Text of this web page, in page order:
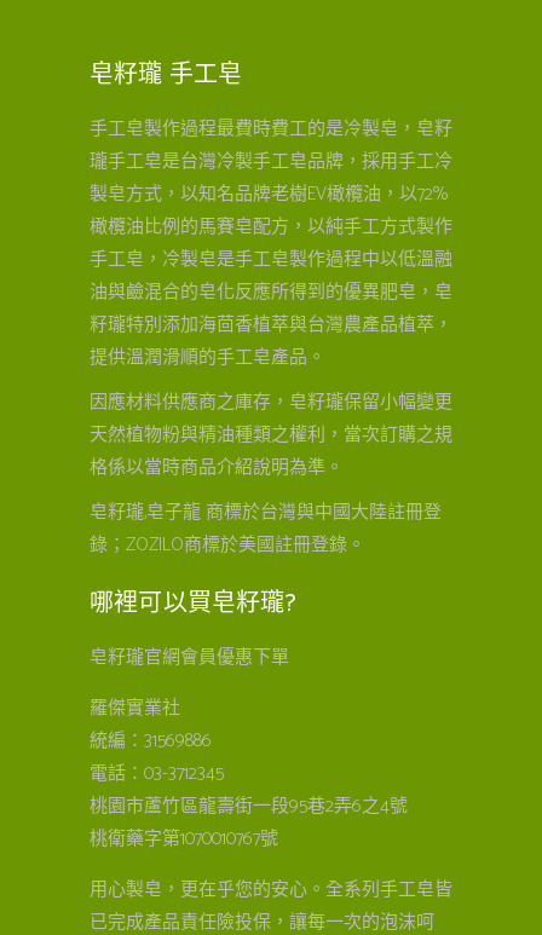
皂籽瓏 手工皂
手工皂製作過程最費時費工的是冷製皂，皂籽
瓏手工皂是台灣冷製手工皂品牌，採用手工冷
製皂方式，以知名品牌老樹EV橄欖油，以72%
橄欖油比例的馬賽皂配方，以純手工方式製作
手工皂，冷製皂是手工皂製作過程中以低溫融
油與鹼混合的皂化反應所得到的優異肥皂，皂
籽瓏特別添加海茴香植萃與台灣農產品植萃，
提供溫潤滑順的手工皂產品。
因應材料供應商之庫存，皂籽瓏保留小幅變更
天然植物粉與精油種類之權利，當次訂購之規
格係以當時商品介紹說明為準。
皂籽瓏,皂子龍 商標於台灣與中國大陸註冊登
錄；ZOZILO商標於美國註冊登錄。
哪裡可以買皂籽瓏?
皂籽瓏官網會員優惠下單
羅傑實業社
統編：31569886
電話：03-3712345
桃園市蘆竹區龍壽街一段95巷2弄6之4號
桃衛藥字第1070010767號
用心製皂，更在乎您的安心。全系列手工皂皆
已完成產品責任險投保，讓每一次的泡沫呵